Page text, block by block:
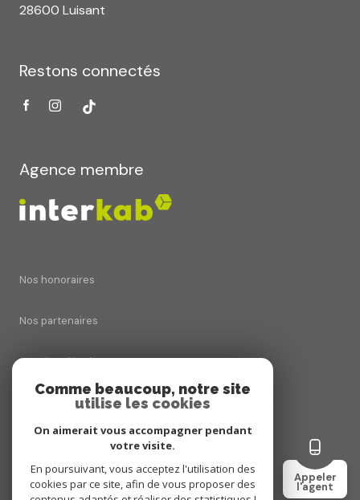
Appeler
l'agent
28600 Luisant
Restons connectés
Agence membre
Nos honoraires
Nos partenaires
Mentions légales
Cookies
Comme beaucoup, notre site
utilise les cookies
On aimerait vous accompagner pendant
votre visite.
En poursuivant, vous acceptez l'utilisation des
cookies par ce site, afin de vous proposer des